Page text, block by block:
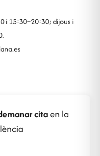
i 15:30–20:30; dijous i
citaen la